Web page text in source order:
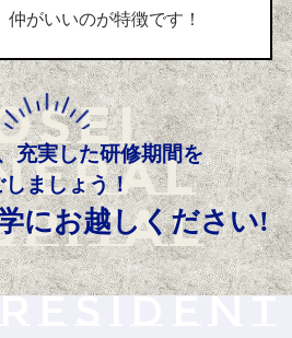
仲がいいのが特徴です！
充実した研修期間を
しましょう！
にお越しください!